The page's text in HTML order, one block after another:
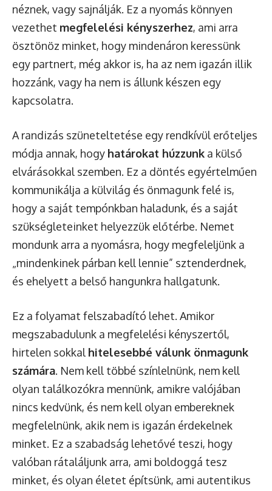
néznek, vagy sajnálják. Ez a nyomás könnyen
vezethet megfelelési kényszerhez, ami arra
ösztönöz minket, hogy mindenáron keressünk
egy partnert, még akkor is, ha az nem igazán illik
hozzánk, vagy ha nem is állunk készen egy
kapcsolatra.
A randizás szüneteltetése egy rendkívül erőteljes
módja annak, hogy határokat húzzunk a külső
elvárásokkal szemben. Ez a döntés egyértelműen
kommunikálja a külvilág és önmagunk felé is,
hogy a saját tempónkban haladunk, és a saját
szükségleteinket helyezzük előtérbe. Nemet
mondunk arra a nyomásra, hogy megfeleljünk a
„mindenkinek párban kell lennie” sztenderdnek,
és ehelyett a belső hangunkra hallgatunk.
Ez a folyamat felszabadító lehet. Amikor
megszabadulunk a megfelelési kényszertől,
hirtelen sokkal hitelesebbé válunk önmagunk
számára. Nem kell többé színlelnünk, nem kell
olyan találkozókra mennünk, amikre valójában
nincs kedvünk, és nem kell olyan embereknek
megfelelnünk, akik nem is igazán érdekelnek
minket. Ez a szabadság lehetővé teszi, hogy
valóban rátaláljunk arra, ami boldoggá tesz
minket, és olyan életet építsünk, ami autentikus